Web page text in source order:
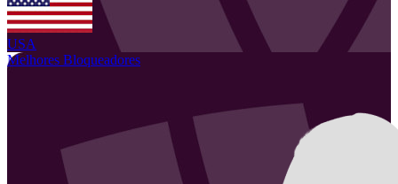
USA
Melhores Bloqueadores